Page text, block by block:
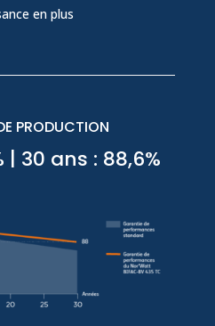
en plus
PRODUCTION
| 30 ans : 88,6%